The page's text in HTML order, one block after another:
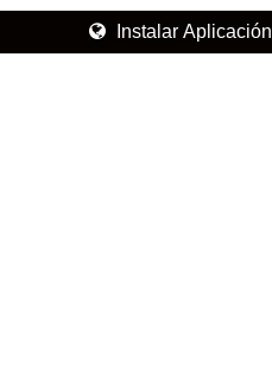
Instalar Aplicación